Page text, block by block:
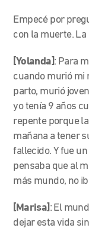
Empecé por
con la muerte.
[Yolanda]: Para
cuando murió mi
parto, murió
yo tenía 9 años
repente porque
mañana a tener
fallecido. Y fue
pensaba que al
más mundo, no
[Marisa] : El
dejar esta vida